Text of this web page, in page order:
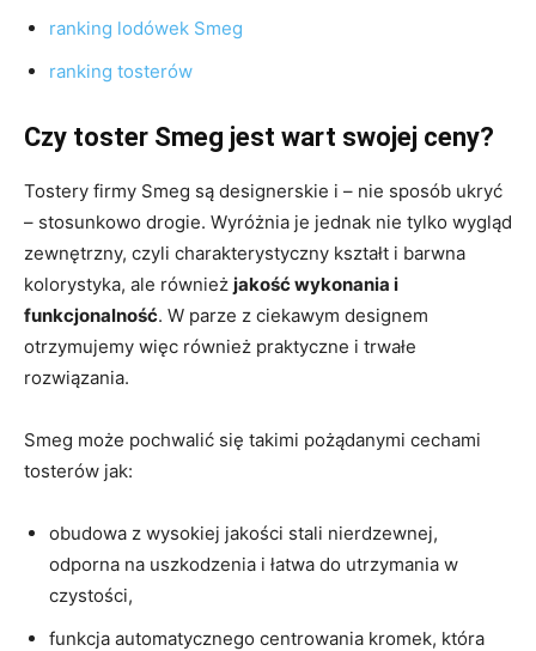
ranking lodówek Smeg
ranking tosterów
Czy toster Smeg jest wart swojej ceny?
Tostery firmy Smeg są designerskie i – nie sposób ukryć
– stosunkowo drogie. Wyróżnia je jednak nie tylko wygląd
zewnętrzny, czyli charakterystyczny kształt i barwna
kolorystyka, ale również jakość wykonania i
funkcjonalność. W parze z ciekawym designem
otrzymujemy więc również praktyczne i trwałe
rozwiązania.
Smeg może pochwalić się takimi pożądanymi cechami
tosterów jak:
obudowa z wysokiej jakości stali nierdzewnej,
odporna na uszkodzenia i łatwa do utrzymania w
czystości,
funkcja automatycznego centrowania kromek, która